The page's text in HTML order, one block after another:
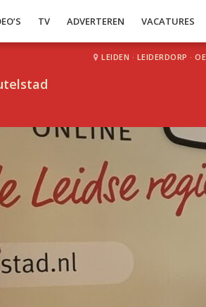
TV ADVERTEREN VACATURES
LEIDEN · LEIDERDORP ·